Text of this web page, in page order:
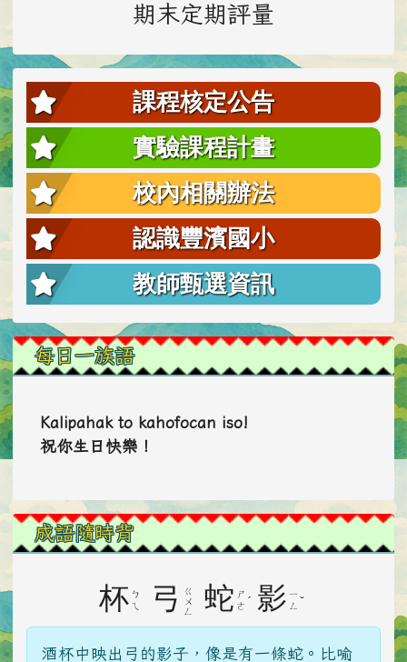
期末定期評量
課程核定公告
實驗課程計畫
校內相關辦法
認識豐濱國小
教師甄選資訊
每日一族語
Kalipahak to kahofocan iso!
祝你生日快樂！
成語隨時背
杯 ㄅ
ㄟ
弓
ㄍ
ㄨ
ㄥ
蛇 ㄕ
ㄜ ˊ 影 ㄧ
ㄥ ˇ
酒杯中映出弓的影子，像是有一條蛇。比喻